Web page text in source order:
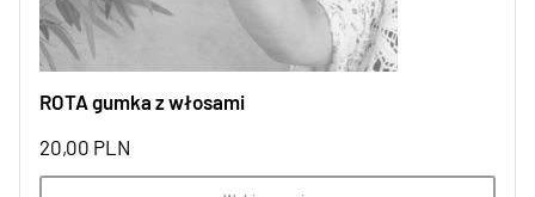
ROTA gumka z włosami
20,00 PLN